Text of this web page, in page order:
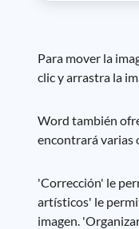
Para mover la
clic y arrastra la
Word también
encontrará varias
'Corrección' le
artísticos' le
imagen.